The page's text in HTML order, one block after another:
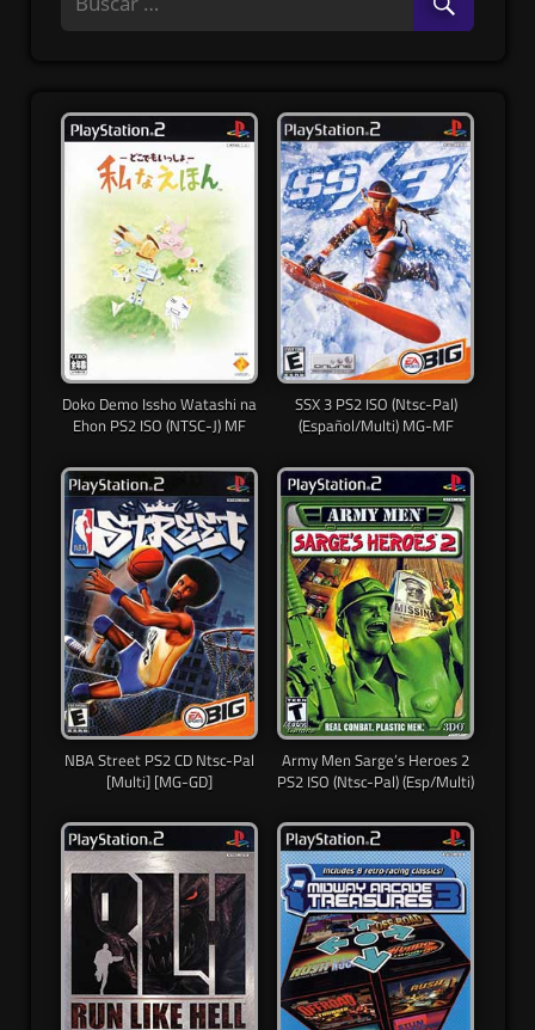
Doko Demo Issho Watashi na
Ehon PS2 ISO (NTSC-J) MF
SSX 3 PS2 ISO (Ntsc-Pal)
(Español/Multi) MG-MF
NBA Street PS2 CD Ntsc-Pal
[Multi] [MG-GD]
Army Men Sarge’s Heroes 2
PS2 ISO (Ntsc-Pal) (Esp/Multi)